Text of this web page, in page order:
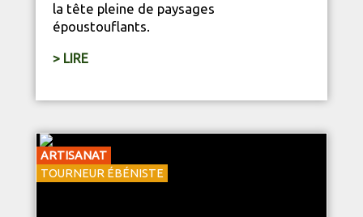
la tête pleine de paysages
époustouflants.
> LIRE
ARTISANAT
TOURNEUR ÉBÉNISTE